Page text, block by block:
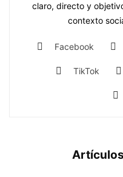
claro, directo y
contexto
Facebook
TikTok